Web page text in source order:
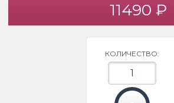
11490 ₽
КОЛИЧЕСТВО: